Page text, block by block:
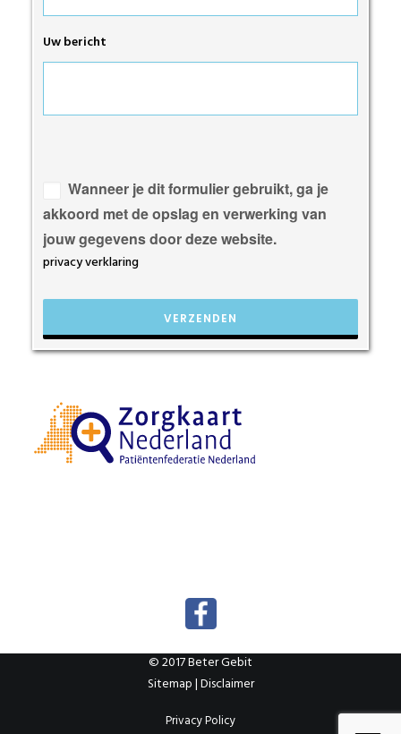
Uw bericht
leeg
te
laten.
Wanneer je dit formulier gebruikt, ga je
akkoord met de opslag en verwerking van
jouw gegevens door deze website.
privacy verklaring
© 2017 Beter Gebit
Sitemap|Disclaimer
Privacy Policy